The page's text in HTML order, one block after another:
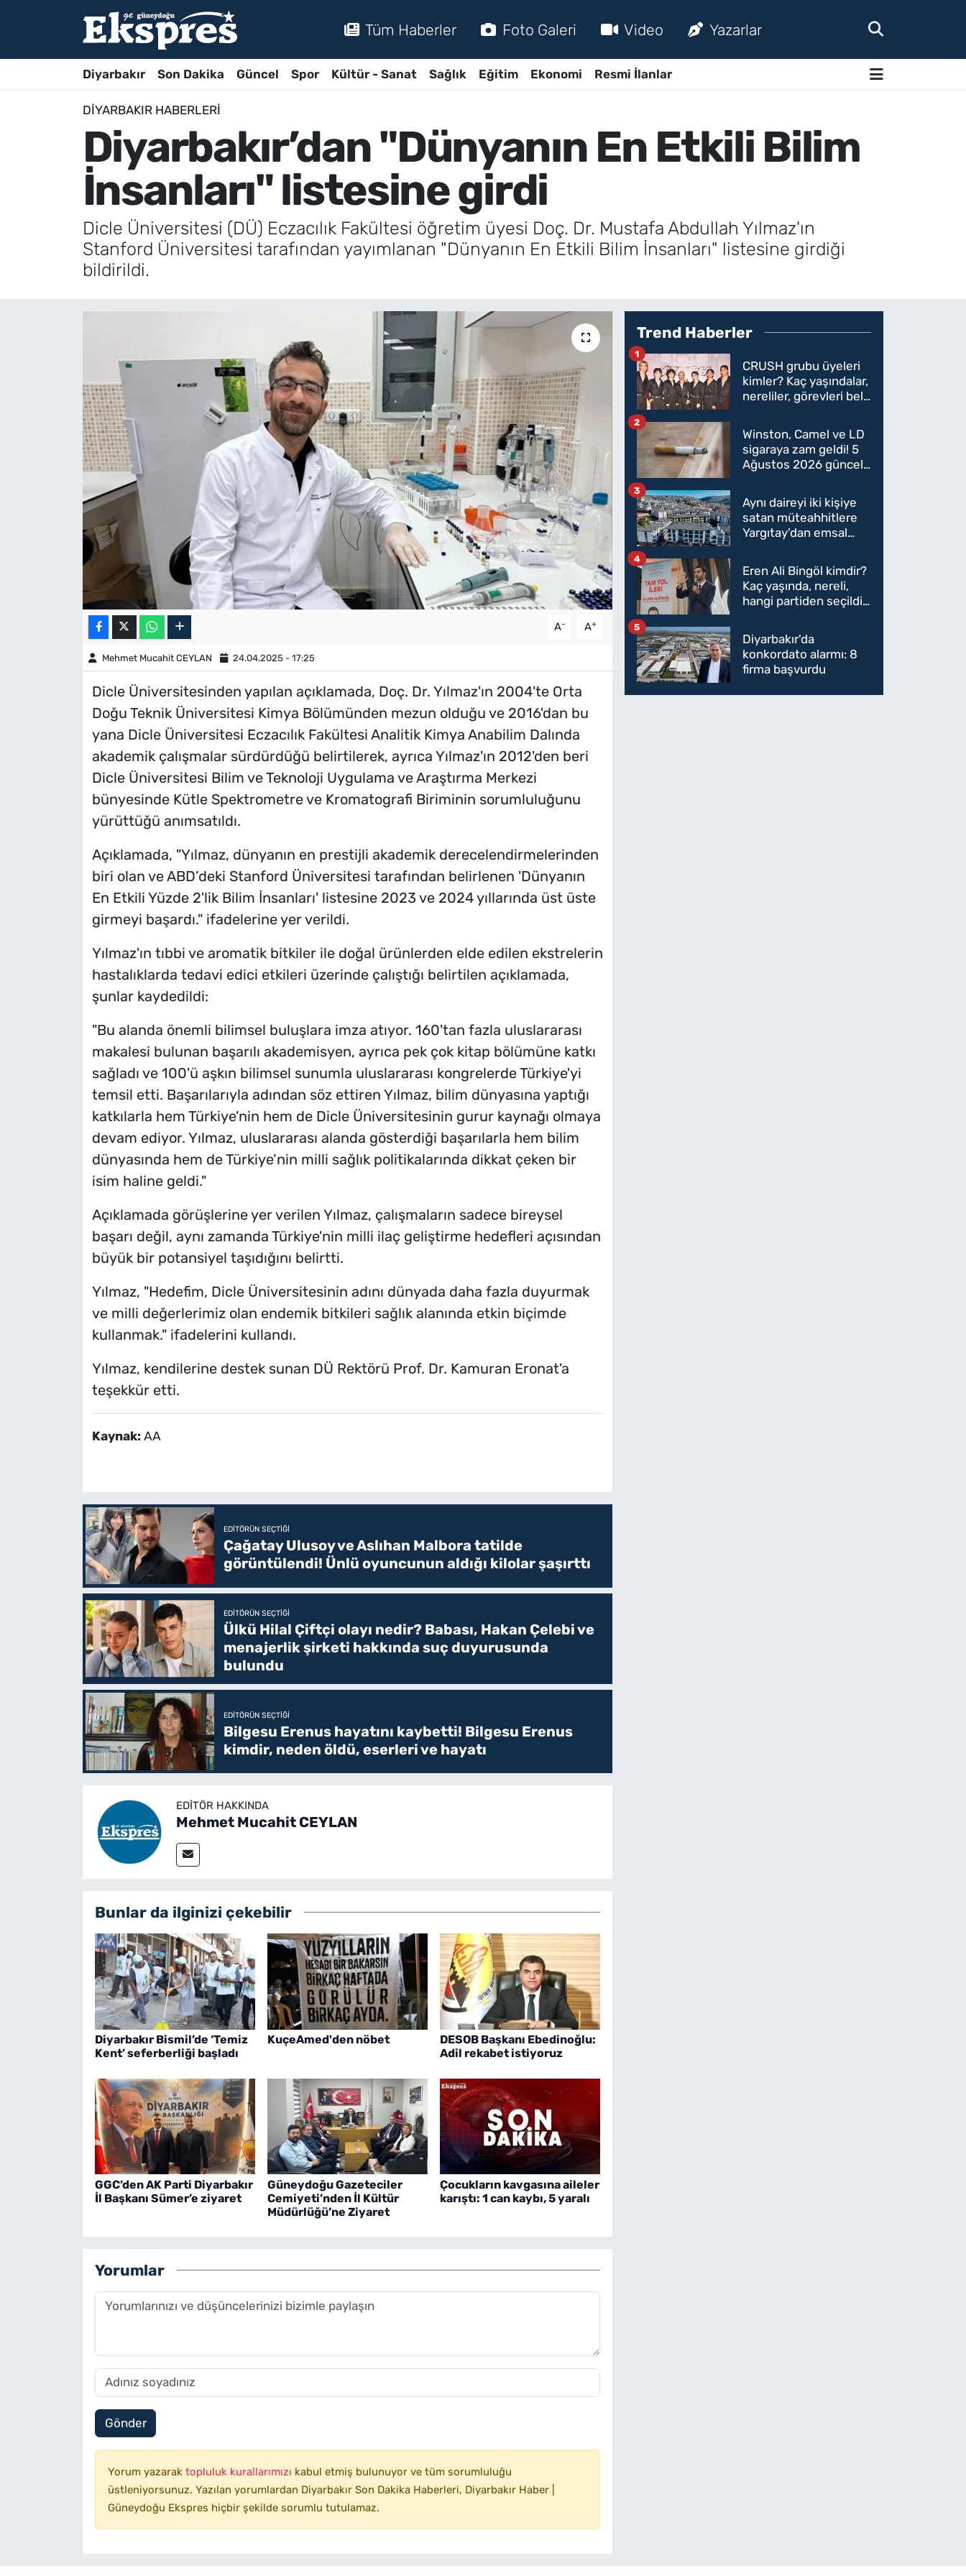
Tüm Haberler Foto Galeri Video Yazarlar
Diyarbakır Son Dakika Güncel Spor Kültür - Sanat Sağlık Eğitim Ekonomi Resmi İlanlar
DIYARBAKIR HABERLERI
Diyarbakır’dan "Dünyanın En Etkili Bilim
İnsanları" listesine girdi
Dicle Üniversitesi (DÜ) Eczacılık Fakültesi öğretim üyesi Doç. Dr. Mustafa Abdullah Yılmaz'ın
Stanford Üniversitesi tarafından yayımlanan "Dünyanın En Etkili Bilim İnsanları" listesine girdiği
bildirildi.
A- A+
Mehmet Mucahit CEYLAN 24.04.2025 - 17:25
Dicle Üniversitesinden yapılan açıklamada, Doç. Dr. Yılmaz'ın 2004'te Orta
Doğu Teknik Üniversitesi Kimya Bölümünden mezun olduğu ve 2016'dan bu
yana Dicle Üniversitesi Eczacılık Fakültesi Analitik Kimya Anabilim Dalında
akademik çalışmalar sürdürdüğü belirtilerek, ayrıca Yılmaz'ın 2012'den beri
Dicle Üniversitesi Bilim ve Teknoloji Uygulama ve Araştırma Merkezi
bünyesinde Kütle Spektrometre ve Kromatografi Biriminin sorumluluğunu
yürüttüğü anımsatıldı.
Açıklamada, "Yılmaz, dünyanın en prestijli akademik derecelendirmelerinden
biri olan ve ABD’deki Stanford Üniversitesi tarafından belirlenen 'Dünyanın
En Etkili Yüzde 2'lik Bilim İnsanları' listesine 2023 ve 2024 yıllarında üst üste
girmeyi başardı." ifadelerine yer verildi.
Yılmaz'ın tıbbi ve aromatik bitkiler ile doğal ürünlerden elde edilen ekstrelerin
hastalıklarda tedavi edici etkileri üzerinde çalıştığı belirtilen açıklamada,
şunlar kaydedildi:
"Bu alanda önemli bilimsel buluşlara imza atıyor. 160'tan fazla uluslararası
makalesi bulunan başarılı akademisyen, ayrıca pek çok kitap bölümüne katkı
sağladı ve 100'ü aşkın bilimsel sunumla uluslararası kongrelerde Türkiye'yi
temsil etti. Başarılarıyla adından söz ettiren Yılmaz, bilim dünyasına yaptığı
katkılarla hem Türkiye'nin hem de Dicle Üniversitesinin gurur kaynağı olmaya
devam ediyor. Yılmaz, uluslararası alanda gösterdiği başarılarla hem bilim
dünyasında hem de Türkiye’nin milli sağlık politikalarında dikkat çeken bir
isim haline geldi."
Açıklamada görüşlerine yer verilen Yılmaz, çalışmaların sadece bireysel
başarı değil, aynı zamanda Türkiye'nin milli ilaç geliştirme hedefleri açısından
büyük bir potansiyel taşıdığını belirtti.
Yılmaz, "Hedefim, Dicle Üniversitesinin adını dünyada daha fazla duyurmak
ve milli değerlerimiz olan endemik bitkileri sağlık alanında etkin biçimde
kullanmak." ifadelerini kullandı.
Yılmaz, kendilerine destek sunan DÜ Rektörü Prof. Dr. Kamuran Eronat'a
teşekkür etti.
Kaynak: AA
EDITÖRÜN SEÇTIĞI
Çağatay Ulusoy ve Aslıhan Malbora tatilde
görüntülendi! Ünlü oyuncunun aldığı kilolar şaşırttı
EDITÖRÜN SEÇTIĞI
Ülkü Hilal Çiftçi olayı nedir? Babası, Hakan Çelebi ve
menajerlik şirketi hakkında suç duyurusunda
bulundu
EDITÖRÜN SEÇTIĞI
Bilgesu Erenus hayatını kaybetti! Bilgesu Erenus
kimdir, neden öldü, eserleri ve hayatı
EDITÖR HAKKINDA
Mehmet Mucahit CEYLAN
Bunlar da ilginizi çekebilir
Diyarbakır Bismil’de ‘Temiz
Kent’ seferberliği başladı
KuçeAmed'den nöbet
DESOB Başkanı Ebedinoğlu:
Adil rekabet istiyoruz
GGC’den AK Parti Diyarbakır
İl Başkanı Sümer’e ziyaret
Güneydoğu Gazeteciler
Cemiyeti’nden İl Kültür
Müdürlüğü’ne Ziyaret
Çocukların kavgasına aileler
karıştı: 1 can kaybı, 5 yaralı
Yorumlar
Gönder
Yorum yazarak topluluk kurallarımızı kabul etmiş bulunuyor ve tüm sorumluluğu
üstleniyorsunuz. Yazılan yorumlardan Diyarbakır Son Dakika Haberleri, Diyarbakır Haber |
Güneydoğu Ekspres hiçbir şekilde sorumlu tutulamaz.
Trend Haberler
CRUSH grubu üyeleri
kimler? Kaç yaşındalar,
nereliler, görevleri belli
1
Winston, Camel ve LD
sigaraya zam geldi! 5
Ağustos 2026 güncel
oldu
2
Aynı daireyi iki kişiye
satan müteahhitlere
Yargıtay'dan emsal
3
Eren Ali Bingöl kimdir?
Kaç yaşında, nereli,
hangi partiden seçildi?
Parti'ye mi geçecek?
4
Diyarbakır'da
konkordato alarmı: 8
firma başvurdu
5